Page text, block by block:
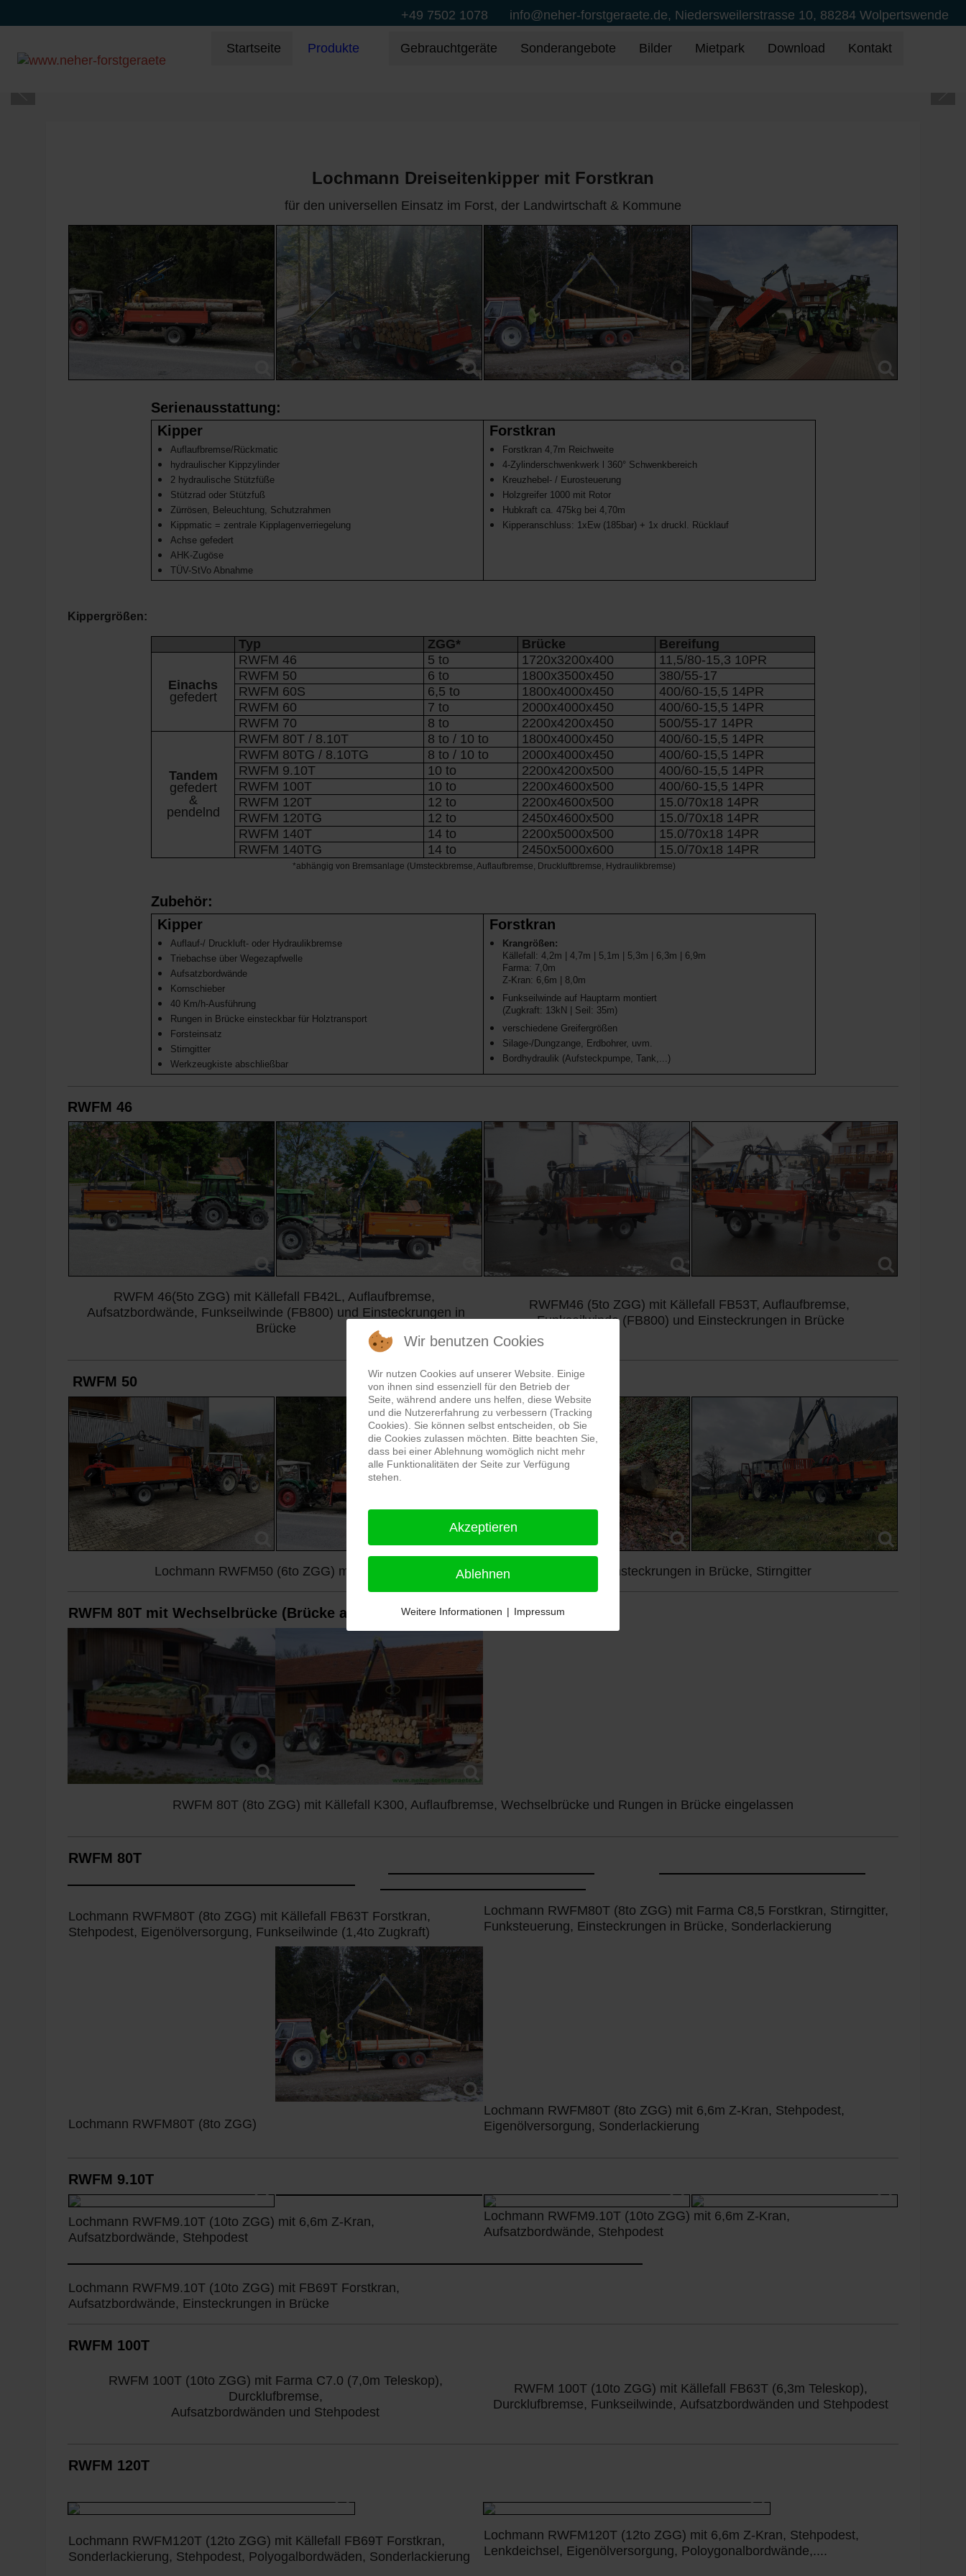
+49 7502 1078 info@neher-forstgeraete.de, Niedersweilerstrasse 10, 88284 Wolpertswende
Startseite Produkte Gebrauchtgeräte Sonderangebote Bilder Mietpark Download Kontakt
Lochmann Dreiseitenkipper mit Forstkran
für den universellen Einsatz im Forst, der Landwirtschaft & Kommune
Serienausstattung:
Kipper
Auflaufbremse/Rückmatic
hydraulischer Kippzylinder
2 hydraulische Stützfüße
Stützrad oder Stützfuß
Zürrösen, Beleuchtung, Schutzrahmen
Kippmatic = zentrale Kipplagenverriegelung
Achse gefedert
AHK-Zugöse
TÜV-StVo Abnahme
Forstkran
Forstkran 4,7m Reichweite
4-Zylinderschwenkwerk l 360° Schwenkbereich
Kreuzhebel- / Eurosteuerung
Holzgreifer 1000 mit Rotor
Hubkraft ca. 475kg bei 4,70m
Kipperanschluss: 1xEw (185bar) + 1x druckl. Rücklauf
Kippergrößen:
Typ ZGG* Brücke Bereifung
Einachs
gefedert
RWFM 46 5 to 1720x3200x400
11,5/80-15,3 10PR
RWFM 50
6 to 1800x3500x450
380/55-17
RWFM 60S
6,5 to 1800x4000x450
400/60-15,5 14PR
RWFM 60
7 to 2000x4000x450
400/60-15,5 14PR
RWFM 70
8 to 2200x4200x450 500/55-17 14PR
Tandem
gefedert
&
pendelnd
RWFM 80T / 8.10T 8 to / 10 to 1800x4000x450
400/60-15,5 14PR
RWFM 80TG / 8.10TG
8 to / 10 to 2000x4000x450
400/60-15,5 14PR
RWFM 9.10T
10 to 2200x4200x500
400/60-15,5 14PR
RWFM 100T
10 to 2200x4600x500
400/60-15,5 14PR
RWFM 120T
12 to 2200x4600x500
15.0/70x18 14PR
RWFM 120TG
12 to 2450x4600x500
15.0/70x18 14PR
RWFM 140T
14 to 2200x5000x500
15.0/70x18 14PR
RWFM 140TG
14 to 2450x5000x600 15.0/70x18 14PR
*abhängig von Bremsanlage (Umsteckbremse, Auflaufbremse, Druckluftbremse, Hydraulikbremse)
Zubehör:
Kipper
Auflauf-/ Druckluft- oder Hydraulikbremse
Triebachse über Wegezapfwelle
Aufsatzbordwände
Kornschieber
40 Km/h-Ausführung
Rungen in Brücke einsteckbar für Holztransport
Forsteinsatz
Stirngitter
Werkzeugkiste abschließbar
Forstkran
Krangrößen:
Källefall: 4,2m | 4,7m | 5,1m | 5,3m | 6,3m | 6,9m
Farma: 7,0m
Z-Kran: 6,6m | 8,0m
Funkseilwinde auf Hauptarm montiert
(Zugkraft: 13kN | Seil: 35m)
verschiedene Greifergrößen
Silage-/Dungzange, Erdbohrer, uvm.
Bordhydraulik (Aufsteckpumpe, Tank,...)
RWFM 46
RWFM 46(5to ZGG) mit Källefall FB42L, Auflaufbremse,
Aufsatzbordwände, Funkseilwinde (FB800) und Einsteckrungen in
Brücke
RWFM46 (5to ZGG) mit Källefall FB53T, Auflaufbremse,
Funkseilwinde (FB800) und Einsteckrungen in Brücke
RWFM 50
Lochmann RWFM50 (6to ZGG) mit Källefall FB53T Forstkran, Auflaufbremse, Einsteckrungen in Brücke, Stirngitter
RWFM 80T mit Wechselbrücke (Brücke abnehmbar)
RWFM 80T (8to ZGG) mit Källefall K300, Auflaufbremse, Wechselbrücke und Rungen in Brücke eingelassen
RWFM 80T
Lochmann RWFM80T (8to ZGG) mit Källefall FB63T Forstkran,
Stehpodest, Eigenölversorgung, Funkseilwinde (1,4to Zugkraft)
Lochmann RWFM80T (8to ZGG) mit Farma C8,5 Forstkran, Stirngitter,
Funksteuerung, Einsteckrungen in Brücke, Sonderlackierung
Lochmann RWFM80T (8to ZGG)
Lochmann RWFM80T (8to ZGG) mit 6,6m Z-Kran, Stehpodest,
Eigenölversorgung, Sonderlackierung
RWFM 9.10T
Lochmann RWFM9.10T (10to ZGG) mit 6,6m Z-Kran,
Aufsatzbordwände, Stehpodest
Lochmann RWFM9.10T (10to ZGG) mit 6,6m Z-Kran,
Aufsatzbordwände, Stehpodest
Lochmann RWFM9.10T (10to ZGG) mit FB69T Forstkran,
Aufsatzbordwände, Einsteckrungen in Brücke
RWFM 100T
RWFM 100T (10to ZGG) mit Farma C7.0 (7,0m Teleskop),
Durcklufbremse,
Aufsatzbordwänden und Stehpodest
RWFM 100T (10to ZGG) mit Källefall FB63T (6,3m Teleskop),
Durcklufbremse, Funkseilwinde, Aufsatzbordwänden und Stehpodest
RWFM 120T
Lochmann RWFM120T (12to ZGG) mit Källefall FB69T Forstkran,
Sonderlackierung, Stehpodest, Polyogalbordwäden, Sonderlackierung
Lochmann RWFM120T (12to ZGG) mit 6,6m Z-Kran, Stehpodest,
Lenkdeichsel, Eigenölversorgung, Poloygonalbordwände,....
Wir benutzen Cookies
Wir nutzen Cookies auf unserer Website. Einige
von ihnen sind essenziell für den Betrieb der
Seite, während andere uns helfen, diese Website
und die Nutzererfahrung zu verbessern (Tracking
Cookies). Sie können selbst entscheiden, ob Sie
die Cookies zulassen möchten. Bitte beachten Sie,
dass bei einer Ablehnung womöglich nicht mehr
alle Funktionalitäten der Seite zur Verfügung
stehen.
Akzeptieren
Ablehnen
Weitere Informationen | Impressum